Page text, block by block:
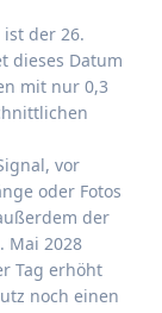
der 26.
dieses Datum
mit nur 0,3
vor
oder Fotos
der
Mai 2028
Tag erhöht
noch einen